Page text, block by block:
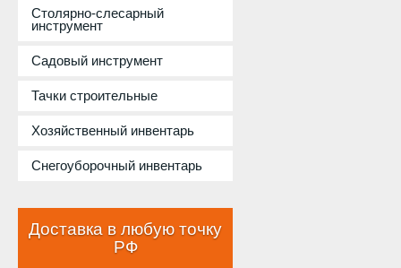
Столярно-слесарный
инструмент
Садовый инструмент
Тачки строительные
Хозяйственный инвентарь
Снегоуборочный инвентарь
Доставка в любую точку
РФ